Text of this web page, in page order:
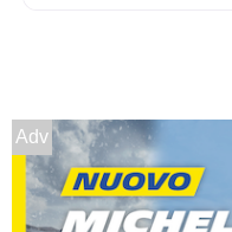
Foro centrale: 63.3mm
Disponibile
Adv